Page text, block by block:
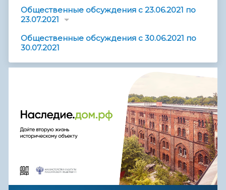
Общественные обсуждения с 23.06.2021 по
23.07.2021
Общественные обсуждения с 30.06.2021 по
30.07.2021